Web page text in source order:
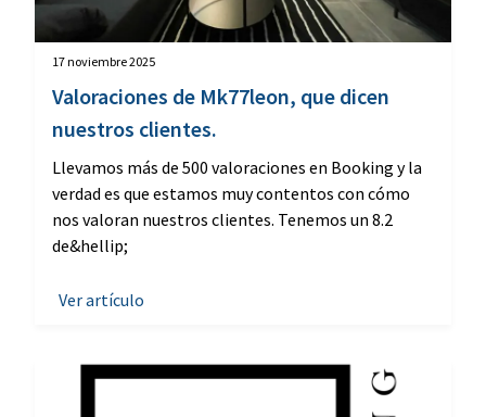
17 noviembre 2025
Valoraciones de Mk77leon, que dicen
nuestros clientes.
Llevamos más de 500 valoraciones en Booking y la
verdad es que estamos muy contentos con cómo
nos valoran nuestros clientes. Tenemos un 8.2
de&hellip;
Ver artículo